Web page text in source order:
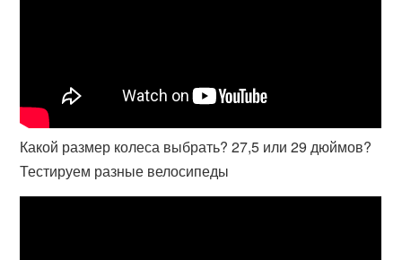
Какой размер колеса выбрать? 27,5 или 29 дюймов?
Тестируем разные велосипеды